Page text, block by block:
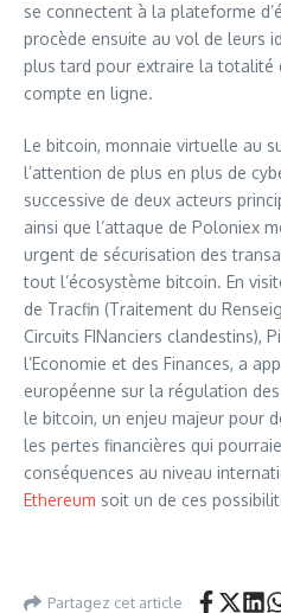
se connectent à la plateforme
procède ensuite au vol de leurs
plus tard pour extraire la totalité
compte en ligne.
Le bitcoin, monnaie virtuelle au
l’attention de plus en plus de
successive de deux acteurs
ainsi que l’attaque de Poloniex
urgent de sécurisation des
tout l’écosystème bitcoin. En
de Tracfin (Traitement du
Circuits FINanciers clandestins),
l’Economie et des Finances, a
européenne sur la régulation
le bitcoin, un enjeu majeur pour
les pertes financières qui
conséquences au niveau
Ethereum soit un de ces
Partagez cet article